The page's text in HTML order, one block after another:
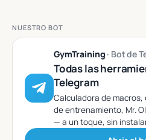
NUESTRO BOT
GymTraining · Bot de
Todas las
Telegram
Calculadora de
de entrenamiento, Mr.
— a un toque, sin